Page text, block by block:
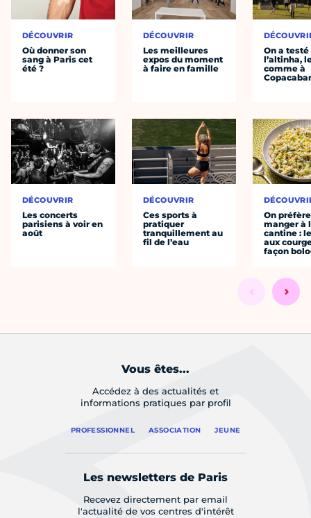
DÉCOUVRIR
Où donner son
sang à Paris cet
été ?
DÉCOUVRIR
Les concerts
parisiens à voir en
août
DÉCOUVRIR
Les meilleures
expos du moment
à faire en famille
DÉCOUVRIR
Ces sports à
pratiquer
tranquillement au
fil de l’eau
On a testé
l’altinha,
comme à
On préfère
manger à
cantine :
aux
façon
Vous êtes...
Accédez à des actualités et
informations pratiques par profil
PROFESSIONNEL ASSOCIATION JEUNE
Les newsletters de Paris
Recevez directement par email
l'actualité de vos centres d'intérêt